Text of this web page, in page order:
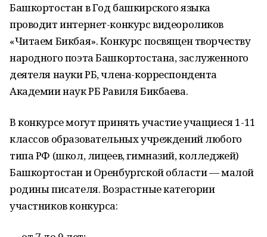
Башкортостан в Год башкирского языка
проводит интернет-конкурс видеороликов
«Читаем Бикбая». Конкурс посвящен творчеству
народного поэта Башкортостана, заслуженного
деятеля науки РБ, члена-корреспондента
Академии наук РБ Равиля Бикбаева.
В конкурсе могут принять участие учащиеся 1-11
классов образовательных учреждений любого
типа РФ (школ, лицеев, гимназий, колледжей)
Башкортостан и Оренбургской области — малой
родины писателя. Возрастные категории
участников конкурса: